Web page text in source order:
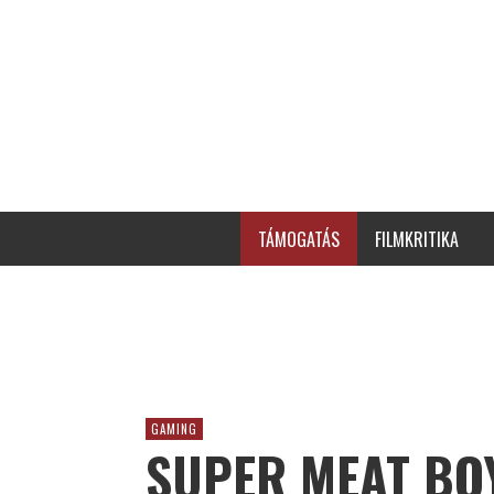
TÁMOGATÁS FILMKRITIKA
GAMING
SUPER MEAT